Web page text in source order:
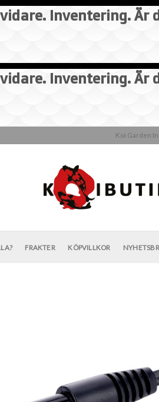
Inventering.
Inventering.
Koi Garden
FRAKTER KÖPVILLKOR